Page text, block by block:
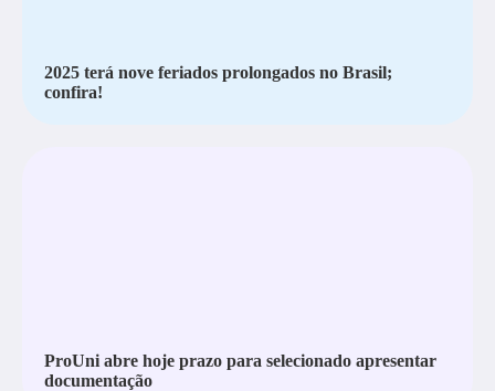
2025 terá nove feriados prolongados no Brasil;
confira!
ProUni abre hoje prazo para selecionado apresentar
documentação